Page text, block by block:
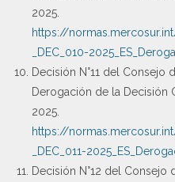
2025.
https://
_DEC_010-
Decisión N°11 del Consejo
Derogación de la Decisión
2025.
https://
_DEC_011-
Decisión N°12 del Consejo